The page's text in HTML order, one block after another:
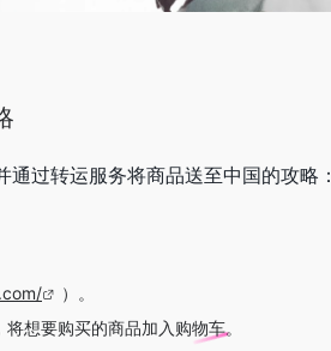
过转运服务将商品送至中国的攻略：
）。
想要购买的商品加入购物车。